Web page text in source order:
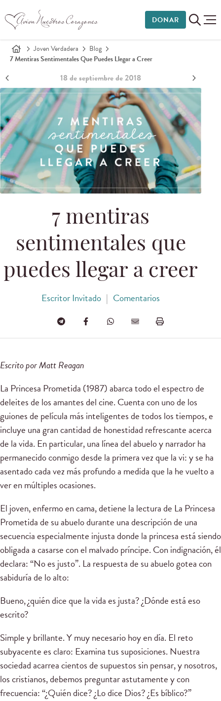
DONAR
Joven Verdadera
Blog
7 Mentiras Sentimentales Que Puedes Llegar a Creer
18 de septiembre de 2018
7 mentiras
sentimentales que
puedes llegar a creer
Escritor Invitado | Comentarios
Escrito por Matt Reagan
La Princesa Prometida (1987) abarca todo el espectro de
deleites de los amantes del cine. Cuenta con uno de los
guiones de película más inteligentes de todos los tiempos, e
incluye una gran cantidad de honestidad refrescante acerca
de la vida. En particular, una línea del abuelo y narrador ha
permanecido conmigo desde la primera vez que la vi: y se ha
asentado cada vez más profundo a medida que la he vuelto a
ver en múltiples ocasiones.
El joven, enfermo en cama, detiene la lectura de La Princesa
Prometida de su abuelo durante una descripción de una
secuencia especialmente injusta donde la princesa está siendo
obligada a casarse con el malvado príncipe. Con indignación, él
declara: “No es justo”. La respuesta de su abuelo gotea con
sabiduría de lo alto:
Bueno, ¿quién dice que la vida es justa? ¿Dónde está eso
escrito?
Simple y brillante. Y muy necesario hoy en día. El reto
subyacente es claro: Examina tus suposiciones. Nuestra
sociedad acarrea cientos de supuestos sin pensar, y nosotros,
los cristianos, debemos preguntar astutamente y con
frecuencia: “¿Quién dice? ¿Lo dice Dios? ¿Es bíblico?”